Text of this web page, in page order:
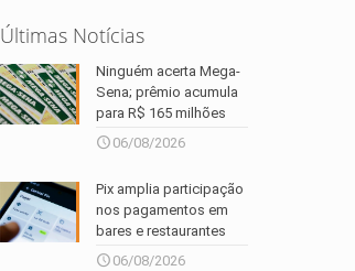
Últimas Notícias
Ninguém acerta Mega-
Sena; prêmio acumula
para R$ 165 milhões
06/08/2026
Pix amplia participação
nos pagamentos em
bares e restaurantes
06/08/2026